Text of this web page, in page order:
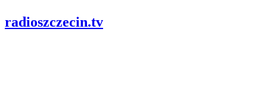
radioszczecin.tv